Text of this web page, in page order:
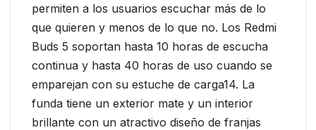
permiten a los usuarios escuchar más de lo
que quieren y menos de lo que no. Los Redmi
Buds 5 soportan hasta 10 horas de escucha
continua y hasta 40 horas de uso cuando se
emparejan con su estuche de carga14. La
funda tiene un exterior mate y un interior
brillante con un atractivo diseño de franjas